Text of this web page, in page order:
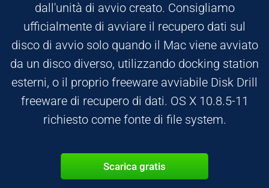
dall'unità di avvio creato. Consigliamo
ufficialmente di avviare il recupero dati sul
disco di avvio solo quando il Mac viene avviato
da un disco diverso, utilizzando docking station
esterni, o il proprio freeware avviabile Disk Drill
freeware di recupero di dati. OS X 10.8.5-11
richiesto come fonte di file system.
Scarica gratis